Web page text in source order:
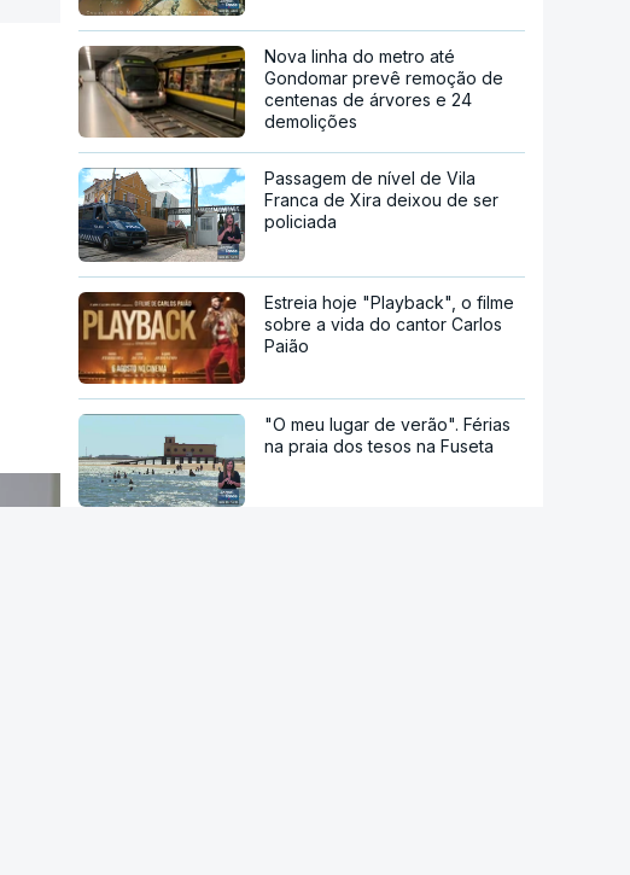
Nova linha do metro até
Gondomar prevê remoção de
centenas de árvores e 24
demolições
Passagem de nível de Vila
Franca de Xira deixou de ser
policiada
Estreia hoje "Playback", o filme
sobre a vida do cantor Carlos
Paião
"O meu lugar de verão". Férias
na praia dos tesos na Fuseta